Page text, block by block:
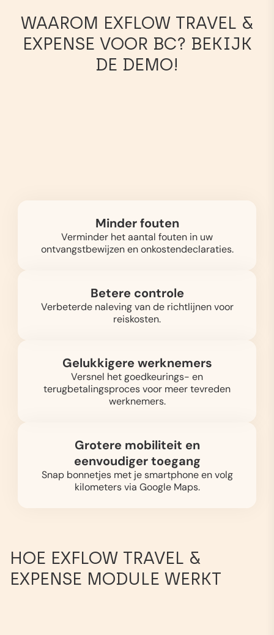
WAAROM EXFLOW TRAVEL &
EXPENSE VOOR BC? BEKIJK
DE DEMO!
Minder fouten
Verminder het aantal fouten in uw
ontvangstbewijzen en onkostendeclaraties.
Betere controle
Verbeterde naleving van de richtlijnen voor
reiskosten.
Gelukkigere werknemers
Versnel het goedkeurings- en
terugbetalingsproces voor meer tevreden
werknemers.
Grotere mobiliteit en
eenvoudiger toegang
Snap bonnetjes met je smartphone en volg
kilometers via Google Maps.
HOE EXFLOW TRAVEL &
EXPENSE MODULE WERKT